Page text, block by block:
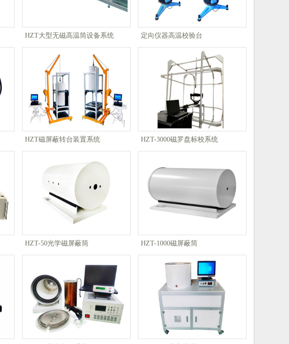
HZT大型无磁高温筒设备系统 定向仪器高温校验台
HZT磁屏蔽转台装置系统 HZT-3000磁罗盘标校系统
HZT-50光学磁屏蔽筒 HZT-1000磁屏蔽筒